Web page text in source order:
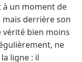
à un moment de
derrière son
vérité bien moins
ne
ligne : il